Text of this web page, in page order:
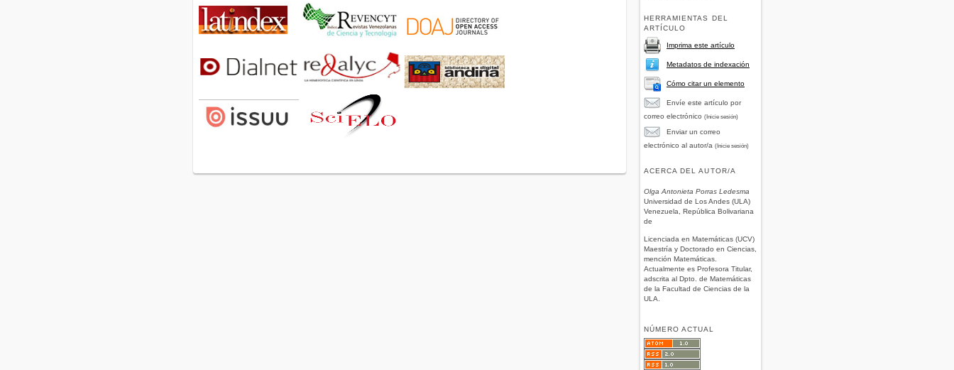
HERRAMIENTAS DEL
ARTÍCULO
Imprima este artículo
Metadatos de indexación
Cómo citar un elemento
Envíe este artículo por
correo electrónico (Inicie sesión)
Enviar un correo
electrónico al autor/a (Inicie sesión)
ACERCA DEL AUTOR/A
Olga Antonieta Porras Ledesma
Universidad de Los Andes (ULA)
Venezuela, República Bolivariana
de
Licenciada en Matemáticas (UCV)
Maestría y Doctorado en Ciencias,
mención Matemáticas.
Actualmente es Profesora Titular,
adscrita al Dpto. de Matemáticas
de la Facultad de Ciencias de la
ULA.
NÚMERO ACTUAL